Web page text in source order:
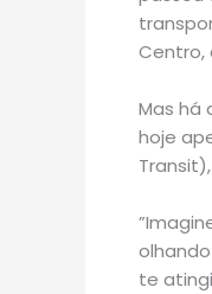
Centro,
Mas há
hoje
te